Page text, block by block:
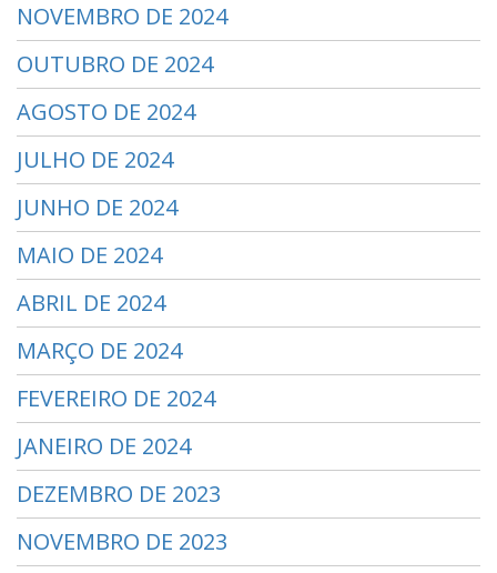
NOVEMBRO DE 2024
OUTUBRO DE 2024
AGOSTO DE 2024
JULHO DE 2024
JUNHO DE 2024
MAIO DE 2024
ABRIL DE 2024
MARÇO DE 2024
FEVEREIRO DE 2024
JANEIRO DE 2024
DEZEMBRO DE 2023
NOVEMBRO DE 2023